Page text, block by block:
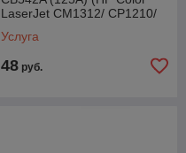
LaserJet CM1312/ CP1210/
CP1518)
Услуга
48 руб.